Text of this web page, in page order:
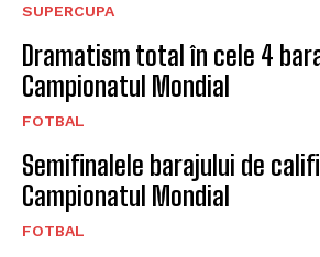
SUPERCUPA
Dramatism total în cele 4
Campionatul Mondial
FOTBAL
Semifinalele barajului de
Campionatul Mondial
FOTBAL